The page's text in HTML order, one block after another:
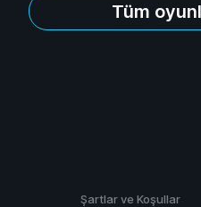
Tüm
Şartlar ve Koşullar